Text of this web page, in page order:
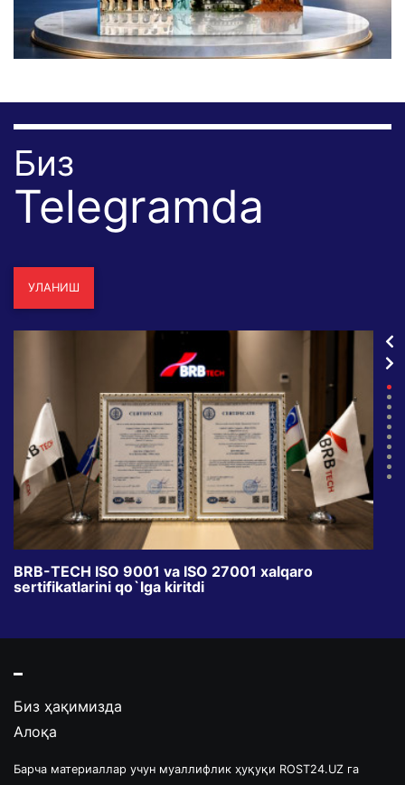
Биз
Telegramda
УЛАНИШ
BRB-TECH ISO 9001 va ISO 27001 xalqaro
sertifikatlarini qo`lga kiritdi
Биз ҳақимизда
Алоқа
Барча материаллар учун муаллифлик ҳуқуқи ROST24.UZ га